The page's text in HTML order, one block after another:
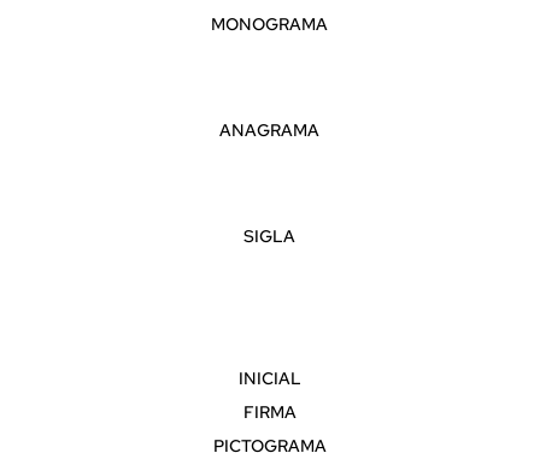
MONOGRAMA
ANAGRAMA
SIGLA
INICIAL
FIRMA
PICTOGRAMA